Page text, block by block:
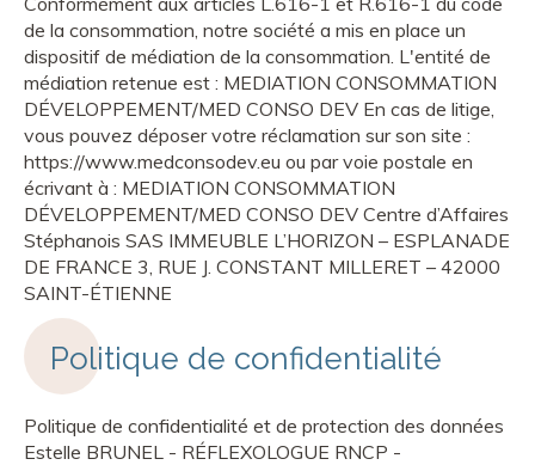
Politique de confidentialité
Politique de confidentialité et de protection des données
Estelle BRUNEL - RÉFLEXOLOGUE RNCP -